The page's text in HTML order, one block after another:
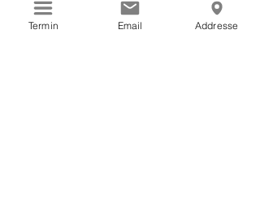
Termin Email Addresse